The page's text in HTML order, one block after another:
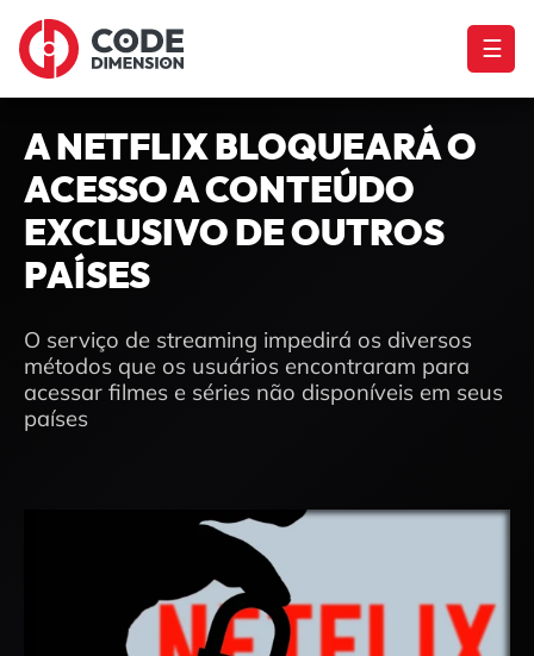
☰
A NETFLIX BLOQUEARÁ O
ACESSO A CONTEÚDO
EXCLUSIVO DE OUTROS
PAÍSES
O serviço de streaming impedirá os diversos
métodos que os usuários encontraram para
acessar filmes e séries não disponíveis em seus
países